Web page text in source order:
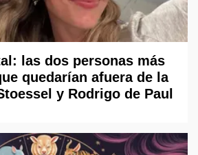
las dos personas más
quedarían afuera de la
y Rodrigo de Paul